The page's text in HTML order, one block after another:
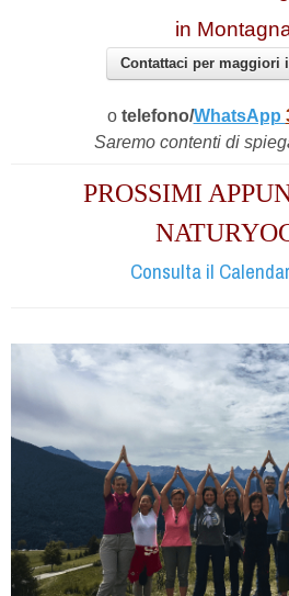
in
Contattaci per maggiori
o telefono/WhatsApp
Saremo contenti di
PROSSIMI
Consulta il